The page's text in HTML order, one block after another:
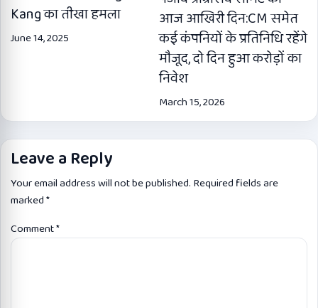
Kang का तीखा हमला
June 14, 2025
आज आखिरी दिन:CM समेत
कई कंपनियों के प्रतिनिधि रहेंगे
मौजूद, दो दिन हुआ करोड़ों का
निवेश
March 15, 2026
Leave a Reply
Your email address will not be published. Required fields are
marked*
Comment*